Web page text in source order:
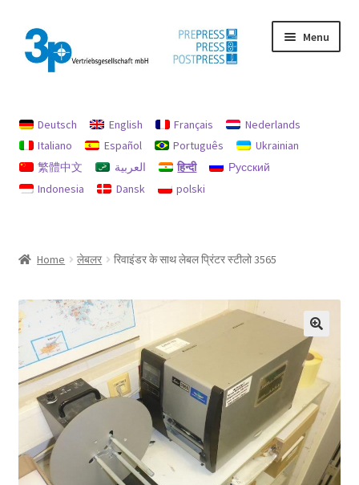
Skip
to
navigation
Skip
to
content
Menu
छाप
डेटा सुरक्षा
रिफंड और रिटर्न नीति
Deutsch English Français
Nederlands
Italiano
Español Português
Ukrainian
繁體中文
العربية हिन्दी
Русский
Indonesia
Dansk polski
Home लेबलर रिवाइंडर के साथ लेबल प्रिंटर स्टीलो 3565